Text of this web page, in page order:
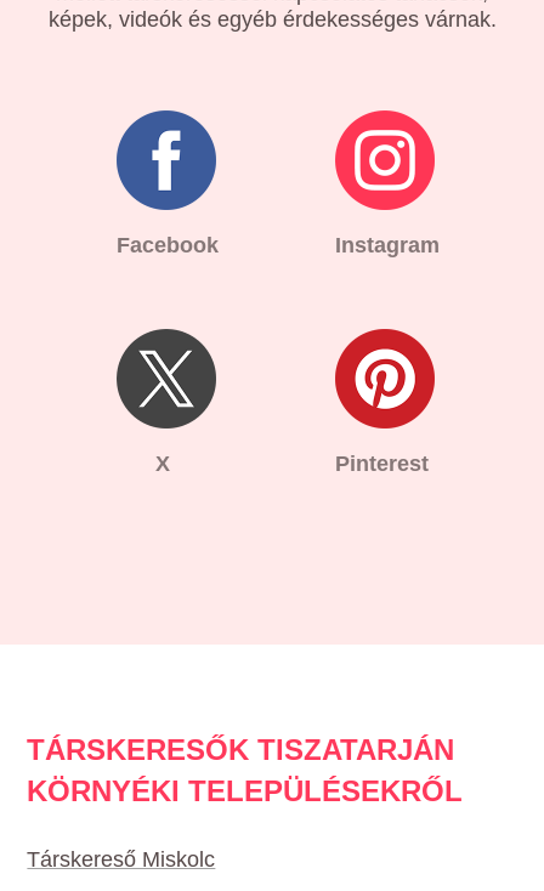
képek, videók és egyéb érdekességes várnak.
Facebook Instagram
X Pinterest
TÁRSKERESŐK TISZATARJÁN
KÖRNYÉKI TELEPÜLÉSEKRŐL
Társkereső Miskolc